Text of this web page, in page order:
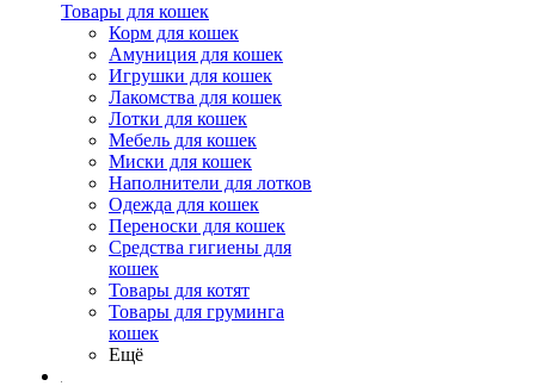
Товары для кошек
Корм для кошек
Амуниция для кошек
Игрушки для кошек
Лакомства для кошек
Лотки для кошек
Мебель для кошек
Миски для кошек
Наполнители для лотков
Одежда для кошек
Переноски для кошек
Средства гигиены для
кошек
Товары для котят
Товары для груминга
кошек
Ещё